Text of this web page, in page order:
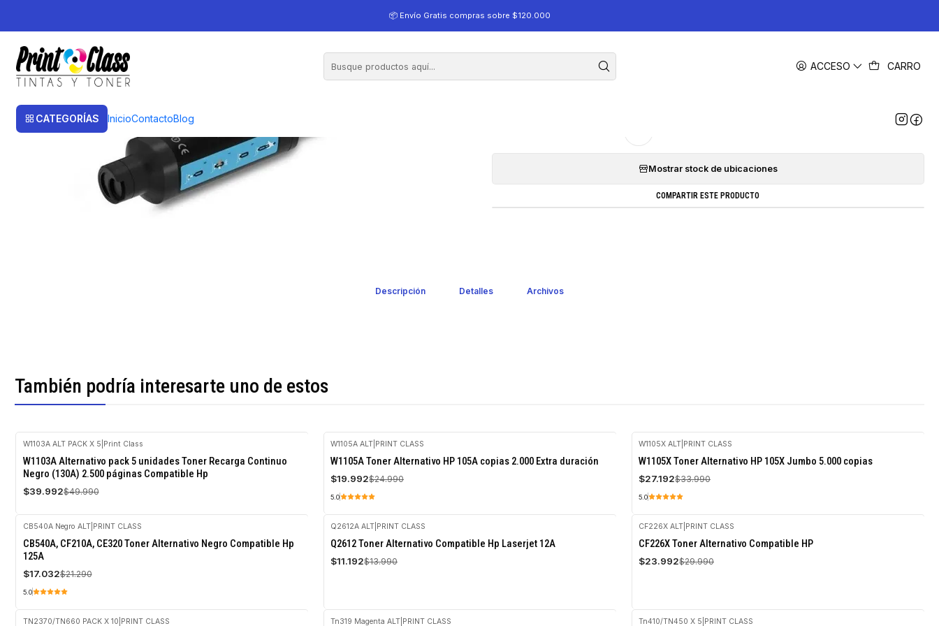
ACCESO CARRO
CATEGORÍAS InicioContactoBlog
📦 Envío Gratis compras sobre $120.000
W1103A Alternativo Toner Recarga Continuo Negro (130A) 2.500 páginas Compatible Hp
W1103A Alternativo Toner Recarga Continuo Negro
Mostrar stock de ubicaciones
COMPARTIR ESTE PRODUCTO
Descripción Detalles Archivos
También podría interesarte uno de estos
-20%
OFF
W1103A ALT PACK X 5 Print Class
W1103A Alternativo pack 5 unidades Toner Recarga Continuo
Negro (130A) 2.500 páginas Compatible Hp
$39.992$49.990
-20%
OFF
W1105A ALT PRINT CLASS
W1105A Toner Alternativo HP 105A copias 2.000 Extra duración
$19.992$24.990
5.0
-20%
OFF
W1105X ALT PRINT CLASS
W1105X Toner Alternativo HP 105X Jumbo 5.000 copias
$27.192$33.990
5.0
-20%
OFF
CB540A Negro ALT| PRINT CLASS
CB540A, CF210A, CE320 Toner Alternativo Negro Compatible Hp
125A
$17.032$21.290
5.0
-20%
OFF
Q2612A ALT PRINT CLASS
Q2612 Toner Alternativo Compatible Hp Laserjet 12A
$11.192$13.990
-20%
OFF
CF226X ALT PRINT CLASS
CF226X Toner Alternativo Compatible HP
$23.992$29.990
TN2370/TN660 PACK X 10 PRINT CLASS Tn319 Magenta ALT PRINT CLASS Tn410/TN450 X 5 PRINT CLASS